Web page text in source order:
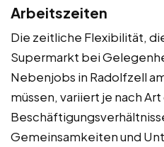
Arbeitszeiten
Die zeitliche Flexibilität,
Supermarkt bei
Nebenjobs in Radolfzell
müssen, variiert je nach Art
Gemeinsamkeiten und